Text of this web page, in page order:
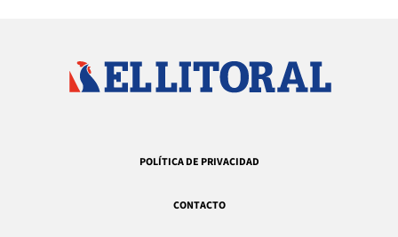
POLÍTICA DE PRIVACIDAD
CONTACTO